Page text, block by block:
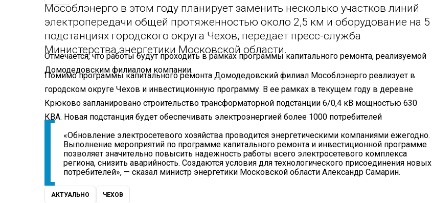
Мособлэнерго в этом году планирует заменить несколько участков линий
электропередачи общей протяженностью около 2,5 км и оборудование на 5
подстанциях городского округа Чехов, передает пресс-служба
Министерства энергетики Московской области.
Отмечается, что работы будут проходить в рамках программы капитального ремонта, реализуемой
Домодедовским филиалом компании.
Помимо программы капитального ремонта Домодедовский филиал Мособлэнерго реализует в
городском округе Чехов и инвестиционную программу. В ее рамках в текущем году в деревне
Крюково запланировано строительство трансформаторной подстанции 6/0,4 кВ мощностью 630
КВА. Новая подстанция будет обеспечивать электроэнергией более 1000 потребителей
«Обновление электросетевого хозяйства проводится энергетическими компаниями ежегодно.
Выполнение мероприятий по программе капитального ремонта и инвестиционной программе
позволяет значительно повысить надежность работы всего электросетевого комплекса
региона, снизить аварийность. Создаются условия для технологического присоединения новых
потребителей», — сказал министр энергетики Московской области Александр Самарин.
АКТУАЛЬНО ЧЕХОВ